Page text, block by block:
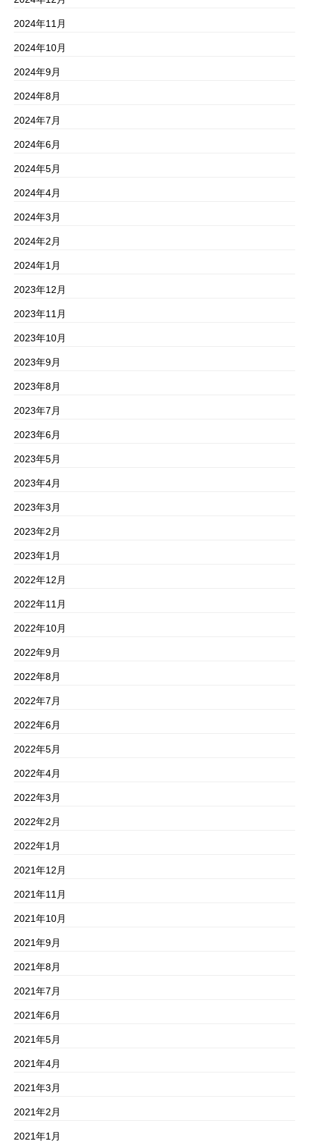
2024年11月
2024年10月
2024年9月
2024年8月
2024年7月
2024年6月
2024年5月
2024年4月
2024年3月
2024年2月
2024年1月
2023年12月
2023年11月
2023年10月
2023年9月
2023年8月
2023年7月
2023年6月
2023年5月
2023年4月
2023年3月
2023年2月
2023年1月
2022年12月
2022年11月
2022年10月
2022年9月
2022年8月
2022年7月
2022年6月
2022年5月
2022年4月
2022年3月
2022年2月
2022年1月
2021年12月
2021年11月
2021年10月
2021年9月
2021年8月
2021年7月
2021年6月
2021年5月
2021年4月
2021年3月
2021年2月
2021年1月